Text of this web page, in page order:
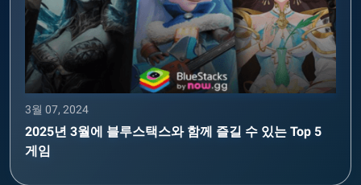
3월 07, 2024
2025년 3월에 블루스택스와 함께 즐길 수 있는 Top 5
게임